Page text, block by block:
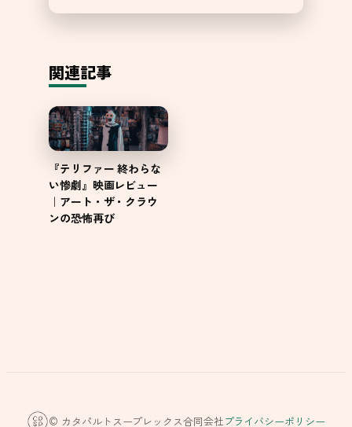
関連記事
『テリファー 終わらな
い惨劇』映画レビュー
｜アート・ザ・クラウ
ンの恐怖再び
© カタパルトスープレックス合同会社プライバシーポリシー